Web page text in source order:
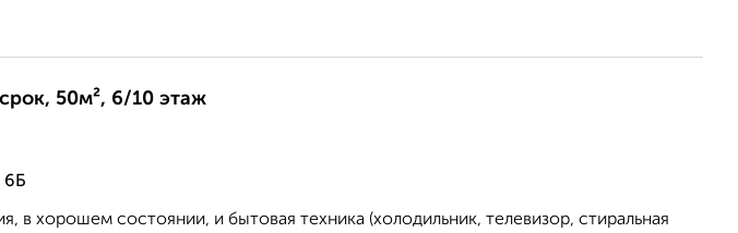
50м², 6/10 этаж
6Б
в хорошем состоянии, и бытовая техника (холодильник, телевизор, стиральная